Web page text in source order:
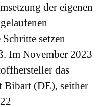
der eigenen
setzen
Im November 2023
das
Bibart (DE), seither